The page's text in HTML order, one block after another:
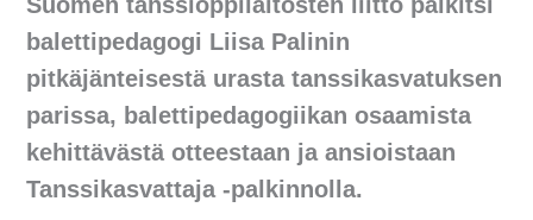
balettipedagogi Liisa Palinin
pitkäjänteisestä urasta tanssikasvatuksen
parissa, balettipedagogiikan osaamista
kehittävästä otteestaan ja ansioistaan
Tanssikasvattaja -palkinnolla.